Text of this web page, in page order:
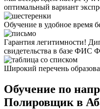
оптимальный вариант
Обучение в удобное время
Гарантия легитимности!
свидетельства в базе ФИС
Широкий перечень
Обучение по
Полировщик в